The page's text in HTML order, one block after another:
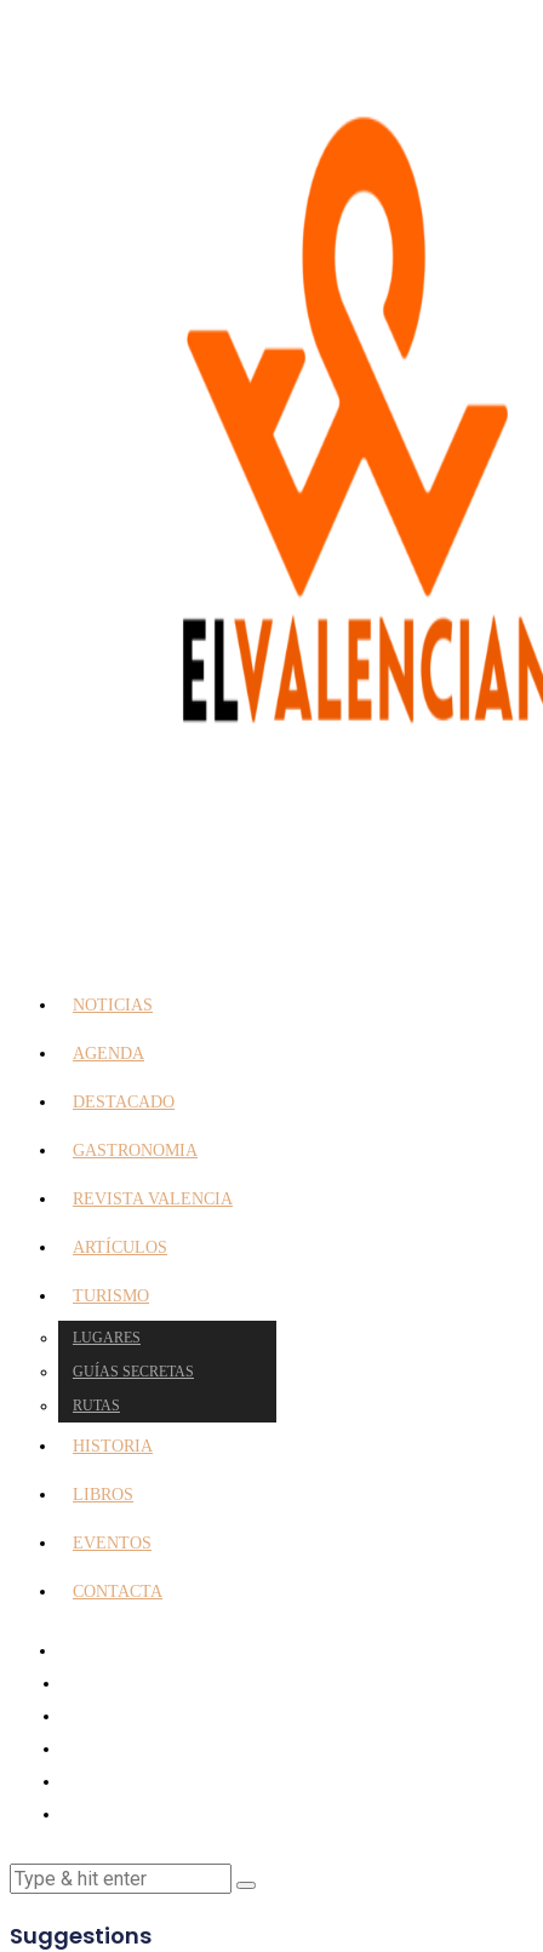
NOTICIAS
AGENDA
DESTACADO
GASTRONOMIA
REVISTA VALENCIA
ARTÍCULOS
TURISMO
LUGARES
GUÍAS SECRETAS
RUTAS
HISTORIA
LIBROS
EVENTOS
CONTACTA
Suggestions